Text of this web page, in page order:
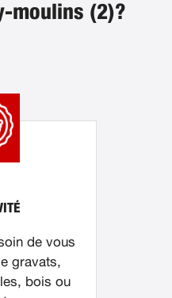
moulins (2)?
de vous
gravats,
bois ou